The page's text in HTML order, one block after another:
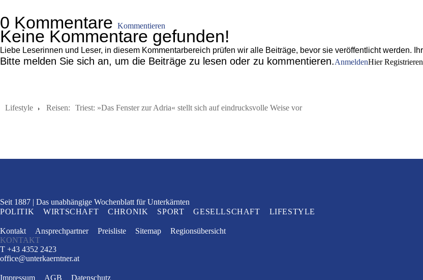
0 Kommentare Kommentieren
Keine Kommentare gefunden!
Liebe Leserinnen und Leser, in diesem Kommentarbereich prüfen wir alle Beiträge, bevor sie veröffentlicht werden.
Bitte melden Sie sich an, um die Beiträge zu lesen oder zu kommentieren.AnmeldenHier Registrieren
Lifestyle Reisen: Triest: »Das Fenster zur Adria« stellt sich auf eindrucksvolle Weise vor
Seit 1887 Das unabhängige Wochenblatt für Unterkärnten
POLITIK
WIRTSCHAFT CHRONIK SPORT GESELLSCHAFT LIFESTYLE
Kontakt Ansprechpartner Preisliste Sitemap
Regionsübersicht
KONTAKT
T +43 4352 2423
office@unterkaerntner.at
Impressum AGB Datenschutz